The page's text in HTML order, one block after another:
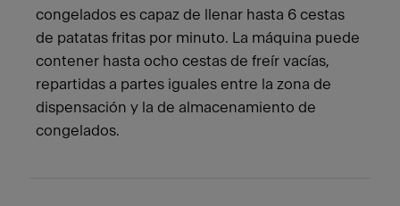
congelados es capaz de llenar hasta 6 cestas
de patatas fritas por minuto. La máquina puede
contener hasta ocho cestas de freír vacías,
repartidas a partes iguales entre la zona de
dispensación y la de almacenamiento de
congelados.